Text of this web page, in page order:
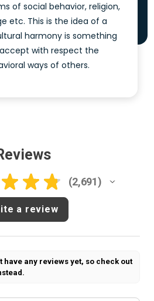
of social behavior, religion,
etc. This is the idea of a
harmony is something
with respect the
ways of others.
★ ★ ★ 2,691
2691
a review
have any reviews yet, so check out